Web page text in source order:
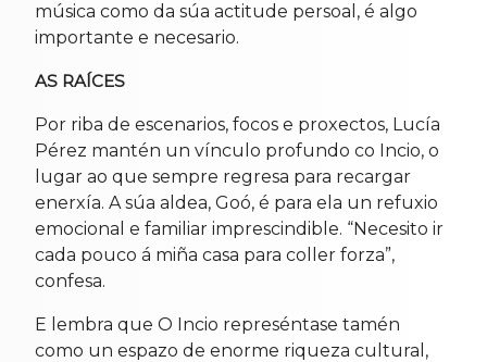
música como da súa actitude persoal, é algo
importante e necesario.
AS RAÍCES
Por riba de escenarios, focos e proxectos, Lucía
Pérez mantén un vínculo profundo co Incio, o
lugar ao que sempre regresa para recargar
enerxía. A súa aldea, Goó, é para ela un refuxio
emocional e familiar imprescindible. “Necesito ir
cada pouco á miña casa para coller forza”,
confesa.
E lembra que O Incio represéntase tamén
como un espazo de enorme riqueza cultural,